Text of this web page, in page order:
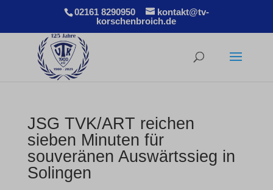
02161 8290950
kontakt@tv-
korschenbroich.de
JSG TVK/ART reichen
sieben Minuten für
souveränen Auswärtssieg in
Solingen